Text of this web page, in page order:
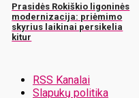
Prasidės Rokiškio ligoninės
modernizacija: priėmimo
skyrius laikinai persikelia
kitur
RSS Kanalai
Slapukų politika